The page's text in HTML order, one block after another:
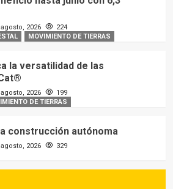
agosto, 2026
224
MOVIMIENTO DE TIERRAS
la versatilidad de las
agosto, 2026
199
DE TIERRAS
construcción autónoma
2026 329